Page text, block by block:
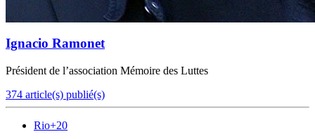
Ignacio Ramonet
Président de l’association Mémoire des Luttes
374 article(s) publié(s)
Rio+20